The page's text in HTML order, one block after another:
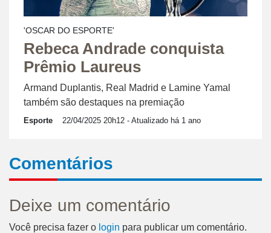
'OSCAR DO ESPORTE'
Rebeca Andrade conquista
Prêmio Laureus
Armand Duplantis, Real Madrid e Lamine Yamal
também são destaques na premiação
Esporte 22/04/2025 20h12 - Atualizado há 1 ano
Comentários
Deixe um comentário
Você precisa fazer o login para publicar um comentário.